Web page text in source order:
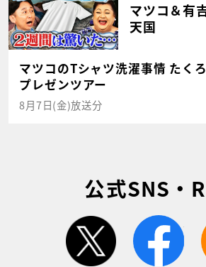
マツコ＆有
天国
マツコのTシャツ洗濯事情 たく
プレゼンツアー
8月7日(金)放送分
公式SNS・
twitter